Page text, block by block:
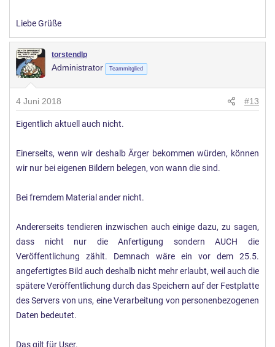
Liebe Grüße
torstendlp
Administrator Teammitglied
4 Juni 2018 #13
Eigentlich aktuell auch nicht.
Einerseits, wenn wir deshalb Ärger bekommen würden, können
wir nur bei eigenen Bildern belegen, von wann die sind.
Bei fremdem Material ander nicht.
Andererseits tendieren inzwischen auch einige dazu, zu sagen,
dass nicht nur die Anfertigung sondern AUCH die
Veröffentlichung zählt. Demnach wäre ein vor dem 25.5.
angefertigtes Bild auch deshalb nicht mehr erlaubt, weil auch die
spätere Veröffentlichung durch das Speichern auf der Festplatte
des Servers von uns, eine Verarbeitung von personenbezogenen
Daten bedeutet.
Das gilt für User.